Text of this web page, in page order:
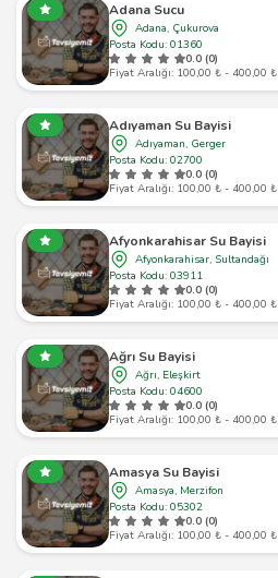
Adana Sucu
Adana, Çukurova
Posta Kodu: 01360
0.0 (0)
Fiyat Aralığı: 100,00 ₺ - 400,00 ₺
Adıyaman Su Bayisi
Adıyaman, Gerger
Posta Kodu: 02700
0.0 (0)
Fiyat Aralığı: 100,00 ₺ - 400,00 ₺
Afyonkarahisar Su Bayisi
Afyonkarahisar, Sultandağı
Posta Kodu: 03911
0.0 (0)
Fiyat Aralığı: 100,00 ₺ - 400,00 ₺
Ağrı Su Bayisi
Ağrı, Eleşkirt
Posta Kodu: 04600
0.0 (0)
Fiyat Aralığı: 100,00 ₺ - 400,00 ₺
Amasya Su Bayisi
Amasya, Merzifon
Posta Kodu: 05302
0.0 (0)
Fiyat Aralığı: 100,00 ₺ - 400,00 ₺